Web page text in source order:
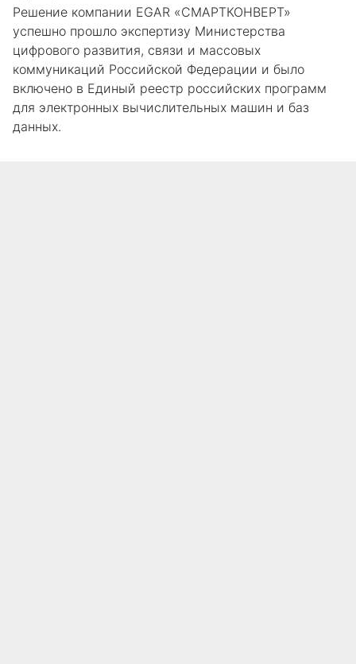
Решение компании EGAR «СМАРТКОНВЕРТ»
успешно прошло экспертизу Министерства
цифрового развития, связи и массовых
коммуникаций Российской Федерации и было
включено в Единый реестр российских программ
для электронных вычислительных машин и баз
данных.